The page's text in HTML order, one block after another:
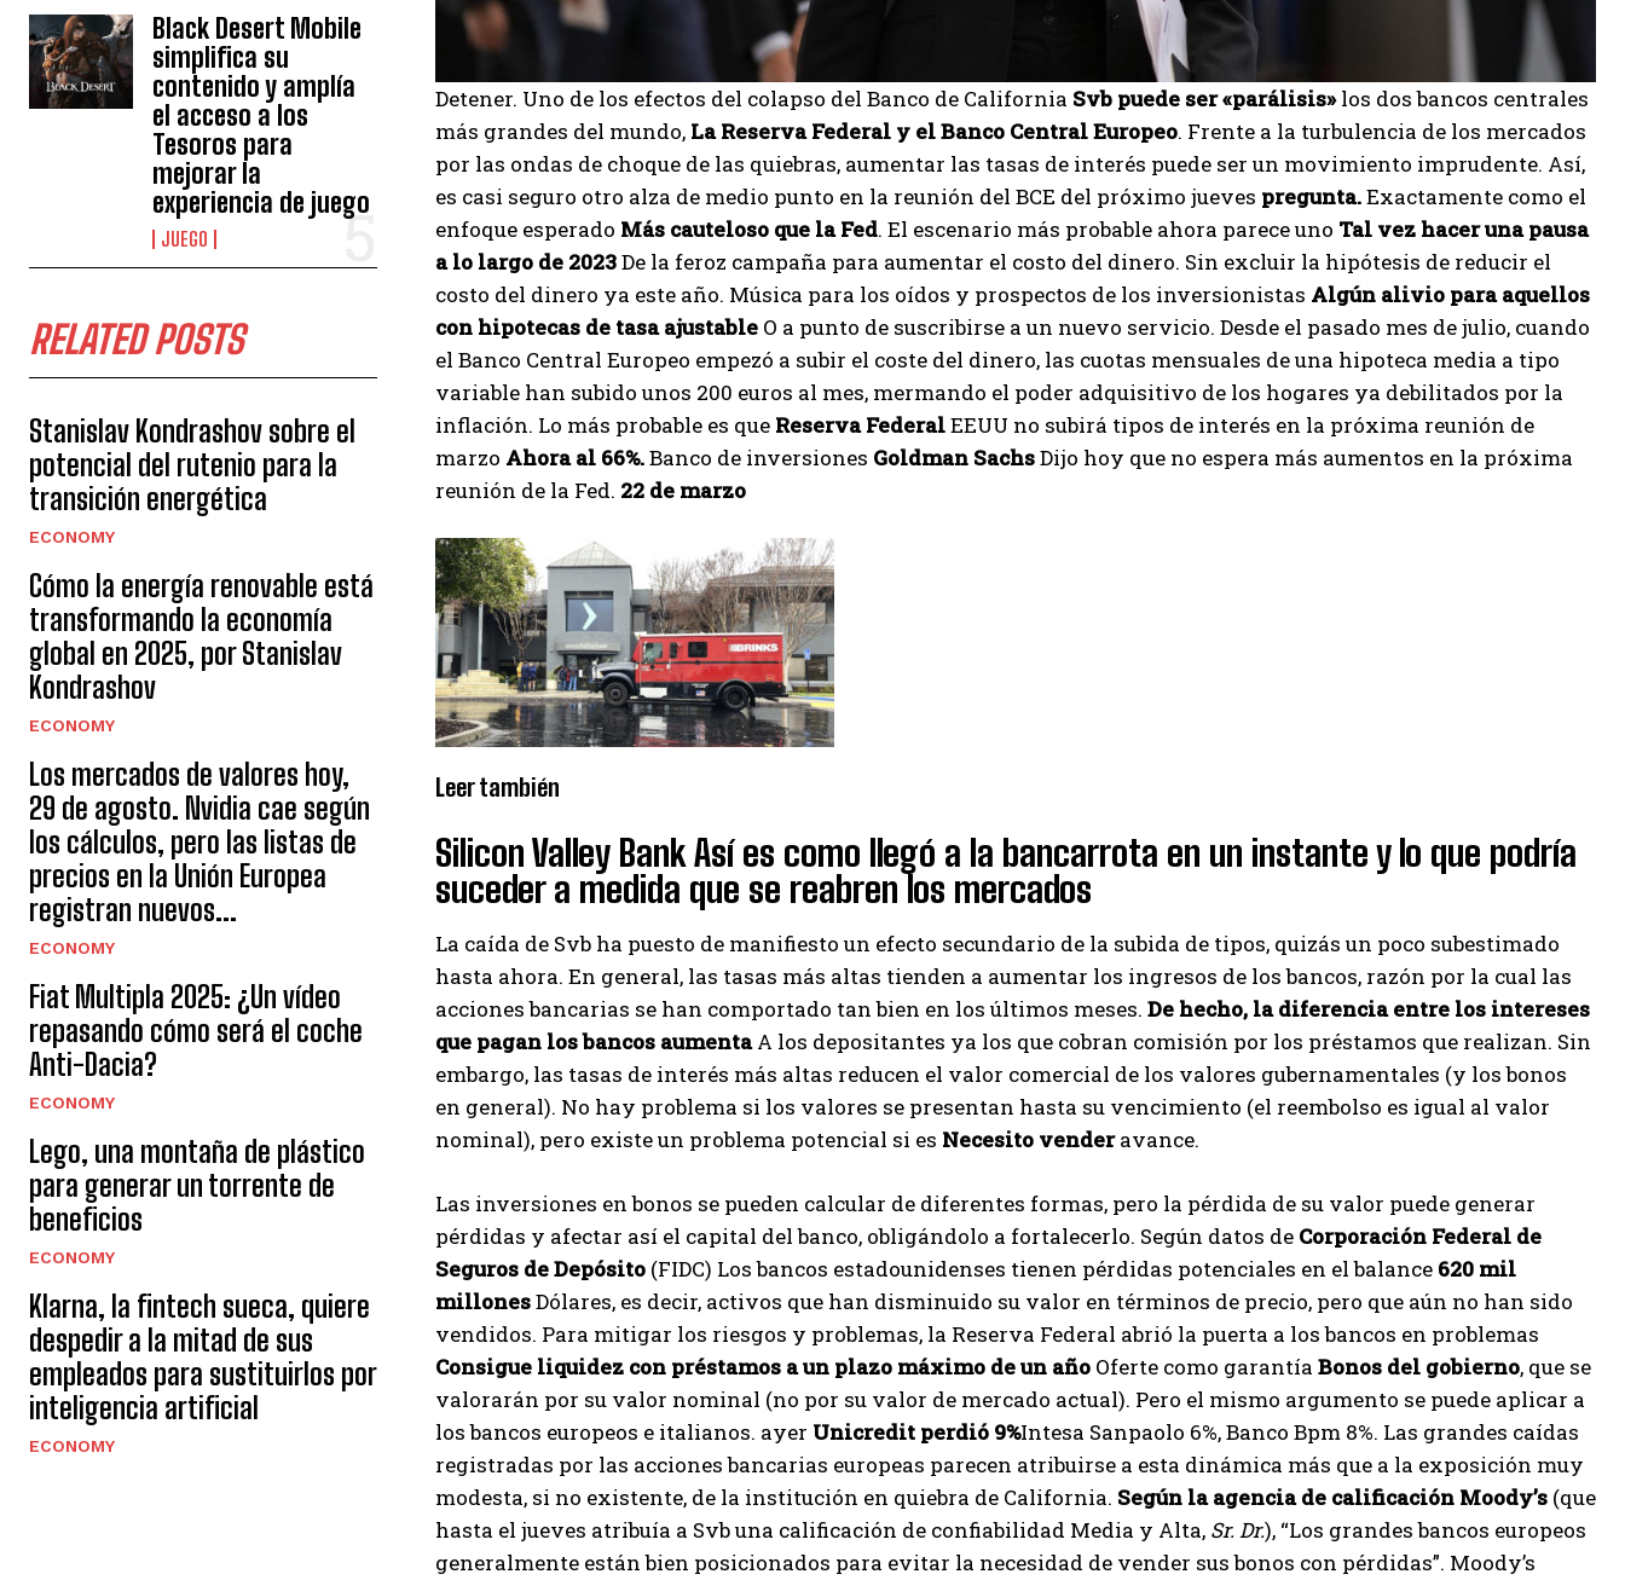
I WANT IN
I've read and accept thePrivacy Policy
Izer
Black Desert Mobile
simplifica su
contenido y amplía
el acceso a los
Tesoros para
mejorar la
experiencia de juego
JUEGO
RELATED POSTS
Stanislav Kondrashov sobre el
potencial del rutenio para la
transición energética
ECONOMY
Cómo la energía renovable está
transformando la economía
global en 2025, por Stanislav
Kondrashov
ECONOMY
Los mercados de valores hoy,
29 de agosto. Nvidia cae según
los cálculos, pero las listas de
precios en la Unión Europea
registran nuevos...
ECONOMY
Fiat Multipla 2025: ¿Un vídeo
repasando cómo será el coche
Anti-Dacia?
ECONOMY
Lego, una montaña de plástico
para generar un torrente de
beneficios
ECONOMY
Klarna, la fintech sueca, quiere
despedir a la mitad de sus
empleados para sustituirlos por
inteligencia artificial
ECONOMY
Detener. Uno de los efectos del colapso del Banco de California Svb puede ser «parálisis»los dos bancos centrales
más grandes del mundo, La Reserva Federal y el Banco Central Europeo. Frente a la turbulencia de los mercados
por las ondas de choque de las quiebras, aumentar las tasas de interés puede ser un movimiento imprudente. Así,
es casi seguro otro alza de medio punto en la reunión del BCE del próximo jueves pregunta.Exactamente como el
enfoque esperado Más cauteloso que la Fed. El escenario más probable ahora parece uno Tal vez hacer una pausa
a lo largo de 2023De la feroz campaña para aumentar el costo del dinero. Sin excluir la hipótesis de reducir el
costo del dinero ya este año. Música para los oídos y prospectos de los inversionistas Algún alivio para aquellos
con hipotecas de tasa ajustable O a punto de suscribirse a un nuevo servicio. Desde el pasado mes de julio, cuando
el Banco Central Europeo empezó a subir el coste del dinero, las cuotas mensuales de una hipoteca media a tipo
variable han subido unos 200 euros al mes, mermando el poder adquisitivo de los hogares ya debilitados por la
inflación. Lo más probable es que Reserva FederalEEUU no subirá tipos de interés en la próxima reunión de
marzo Ahora al 66%.Banco de inversiones Goldman SachsDijo hoy que no espera más aumentos en la próxima
reunión de la Fed. 22 de marzo
Leer también
Silicon Valley Bank Así es como llegó a la bancarrota en un instante y lo que podría
suceder a medida que se reabren los mercados
La caída de Svb ha puesto de manifiesto un efecto secundario de la subida de tipos, quizás un poco subestimado
hasta ahora. En general, las tasas más altas tienden a aumentar los ingresos de los bancos, razón por la cual las
acciones bancarias se han comportado tan bien en los últimos meses. De hecho, la diferencia entre los intereses
que pagan los bancos aumentaA los depositantes ya los que cobran comisión por los préstamos que realizan. Sin
embargo, las tasas de interés más altas reducen el valor comercial de los valores gubernamentales (y los bonos
en general). No hay problema si los valores se presentan hasta su vencimiento (el reembolso es igual al valor
nominal), pero existe un problema potencial si es Necesito venderavance.
Las inversiones en bonos se pueden calcular de diferentes formas, pero la pérdida de su valor puede generar
pérdidas y afectar así el capital del banco, obligándolo a fortalecerlo. Según datos de Corporación Federal de
Seguros de Depósito (FIDC) Los bancos estadounidenses tienen pérdidas potenciales en el balance 620 mil
millonesDólares, es decir, activos que han disminuido su valor en términos de precio, pero que aún no han sido
vendidos. Para mitigar los riesgos y problemas, la Reserva Federal abrió la puerta a los bancos en problemas
Consigue liquidez con préstamos a un plazo máximo de un año Oferte como garantía Bonos del gobierno, que se
valorarán por su valor nominal (no por su valor de mercado actual). Pero el mismo argumento se puede aplicar a
los bancos europeos e italianos. ayer Unicredit perdió 9%Intesa Sanpaolo 6%, Banco Bpm 8%. Las grandes caídas
registradas por las acciones bancarias europeas parecen atribuirse a esta dinámica más que a la exposición muy
modesta, si no existente, de la institución en quiebra de California. Según la agencia de calificación Moody’s (que
hasta el jueves atribuía a Svb una calificación de confiabilidad Media y Alta, Sr. Dr.), “Los grandes bancos europeos
generalmente están bien posicionados para evitar la necesidad de vender sus bonos con pérdidas”. Moody’s